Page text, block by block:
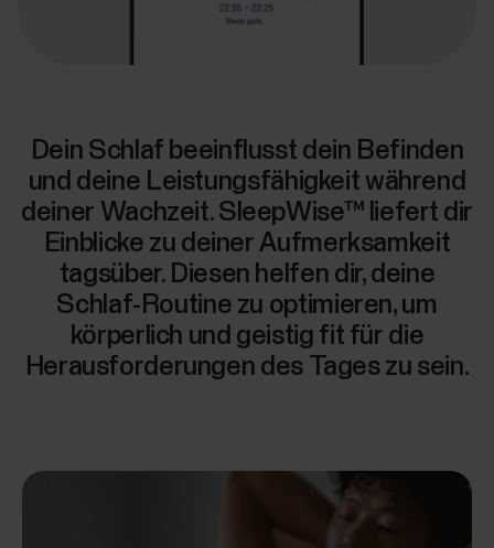
Dein Schlaf beeinflusst dein Befinden
und deine Leistungsfähigkeit während
deiner Wachzeit. SleepWise™ liefert dir
Einblicke zu deiner Aufmerksamkeit
tagsüber. Diesen helfen dir, deine
Schlaf-Routine zu optimieren, um
körperlich und geistig fit für die
Herausforderungen des Tages zu sein.